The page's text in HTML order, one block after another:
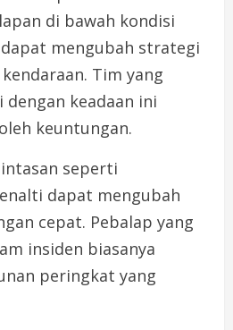
di bawah kondisi
mengubah strategi
Tim yang
keadaan ini
keuntungan.
seperti
dapat mengubah
cepat. Pebalap yang
insiden biasanya
peringkat yang